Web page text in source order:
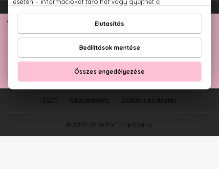
TOP KATEGÓRIÁK
© 2007-2026 Parfümpláza.hu
ÁSZF Adatvédelem Szállítás és fizetés